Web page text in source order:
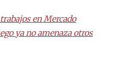
en Mercado
ya no amenaza otros